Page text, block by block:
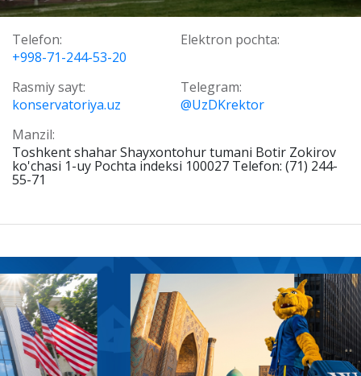
Telefon:
+998-71-244-53-20
Elektron pochta:
Rasmiy sayt:
konservatoriya.uz
Telegram:
@UzDKrektor
Manzil:
Toshkent shahar Shayxontohur tumani Botir Zokirov
ko'chasi 1-uy Pochta indeksi 100027 Telefon: (71) 244-
55-71